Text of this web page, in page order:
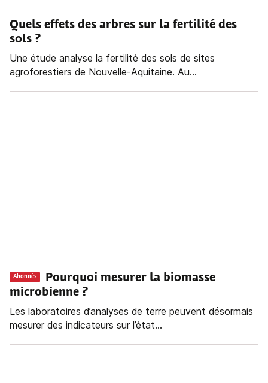
Quels effets des arbres sur la fertilité des
sols ?
Une étude analyse la fertilité des sols de sites
agroforestiers de Nouvelle-Aquitaine. Au...
Abonnés
Pourquoi mesurer la biomasse
microbienne ?
Les laboratoires d’analyses de terre peuvent désormais
mesurer des indicateurs sur l’état...